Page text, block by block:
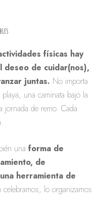
físicas hay
deseo de cuidar(nos),
juntas. No importa
una caminata bajo la
jornada de remo. Cada
unaforma de
de
herramienta de
lo organizamos